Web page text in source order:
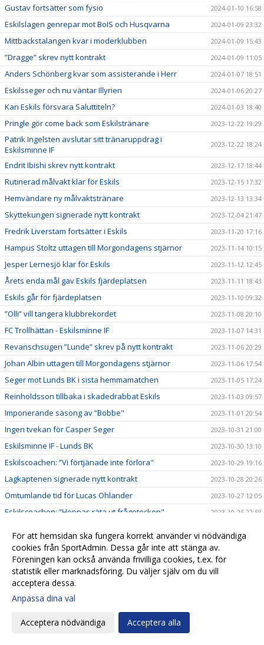
Gustav fortsätter som fysio 2024-01-10 16:58
Eskilslagen genrepar mot BoIS och Husqvarna 2024-01-09 23:32
Mittbackstalangen kvar i moderklubben 2024-01-09 15:43
”Dragge” skrev nytt kontrakt 2024-01-09 11:05
Anders Schönberg kvar som assisterande i Herr 2024-01-07 18:51
Eskilsseger och nu väntar Illyrien 2024-01-06 20:27
Kan Eskils försvara Saluttiteln? 2024-01-03 18:40
Pringle gör come back som Eskilstränare 2023-12-22 19:29
Patrik Ingelsten avslutar sitt tränaruppdrag i
Eskilsminne IF
2023-12-22 18:24
Endrit Ibishi skrev nytt kontrakt 2023-12-17 18:44
Rutinerad målvakt klar för Eskils 2023-12-15 17:32
Hemvändare ny målvaktstränare 2023-12-13 13:34
Skyttekungen signerade nytt kontrakt 2023-12-04 21:47
Fredrik Liverstam fortsätter i Eskils 2023-11-20 17:16
Hampus Stoltz uttagen till Morgondagens stjärnor 2023-11-14 10:15
Jesper Lernesjö klar för Eskils 2023-11-12 12:45
Årets enda mål gav Eskils fjärdeplatsen 2023-11-11 18:43
Eskils går för fjärdeplatsen 2023-11-10 09:32
”Olli” vill tangera klubbrekordet 2023-11-08 20:10
FC Trollhättan - Eskilsminne IF 2023-11-07 14:31
Revanschsugen ”Lunde” skrev på nytt kontrakt 2023-11-06 20:29
Johan Albin uttagen till Morgondagens stjärnor 2023-11-06 17:54
Seger mot Lunds BK i sista hemmamatchen 2023-11-05 17:24
Reinholdsson tillbaka i skadedrabbat Eskils 2023-11-03 09:57
Imponerande säsong av ”Bobbe" 2023-11-01 20:54
Ingen tvekan för Casper Seger 2023-10-31 21:00
Eskilsminne IF - Lunds BK 2023-10-30 13:10
Eskilscoachen: ”Vi förtjänade inte förlora" 2023-10-29 19:16
Lagkaptenen signerade nytt kontrakt 2023-10-28 20:26
Omtumlande tid för Lucas Ohlander 2023-10-27 12:05
Eskilscoachen: ”Hoppas räta ut frågetecken" 2023-10-26 22:58
Falkenbergs FF - Eskilsminne IF 2023-10-23 12:30
Ineffektivt Eskils föll igen 2023-10-21 21:30
Eskilscoachen varnar för Ahlafors motivation
Lamin Sarr: ”Nyttigt för mig att spela i Eskils"
Eskils bröt förlustsviten
För att hemsidan ska fungera korrekt använder vi nödvändiga
cookies från SportAdmin. Dessa går inte att stänga av.
Föreningen kan också använda frivilliga cookies, t.ex. för
statistik eller marknadsföring. Du väljer själv om du vill
acceptera dessa.
Anpassa dina val
Acceptera nödvändiga Acceptera alla